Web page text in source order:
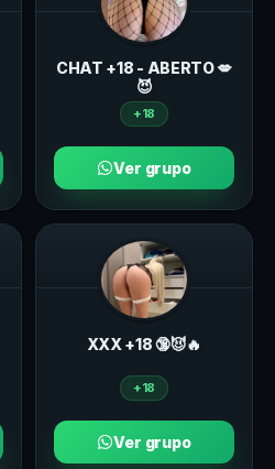
CHAT +18 - ABERTO 💋
😈
+18
Ver grupo
ХXХ +18 🔞😈🔥
+18
Ver grupo